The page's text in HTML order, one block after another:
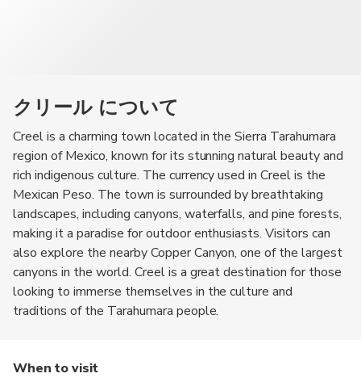
クリール について
Creel is a charming town located in the Sierra Tarahumara
region of Mexico, known for its stunning natural beauty and
rich indigenous culture. The currency used in Creel is the
Mexican Peso. The town is surrounded by breathtaking
landscapes, including canyons, waterfalls, and pine forests,
making it a paradise for outdoor enthusiasts. Visitors can
also explore the nearby Copper Canyon, one of the largest
canyons in the world. Creel is a great destination for those
looking to immerse themselves in the culture and
traditions of the Tarahumara people.
When to visit